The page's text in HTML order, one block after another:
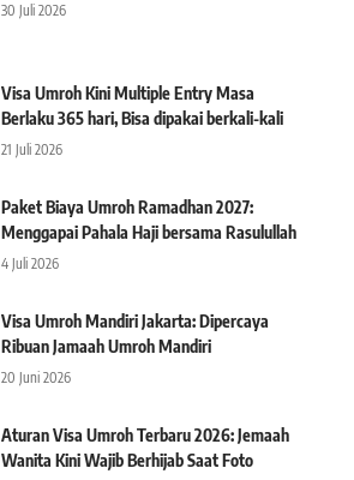
30 Juli 2026
Visa Umroh Kini Multiple Entry Masa
Berlaku 365 hari, Bisa dipakai berkali-kali
21 Juli 2026
Paket Biaya Umroh Ramadhan 2027:
Menggapai Pahala Haji bersama Rasulullah
4 Juli 2026
Visa Umroh Mandiri Jakarta: Dipercaya
Ribuan Jamaah Umroh Mandiri
20 Juni 2026
Aturan Visa Umroh Terbaru 2026: Jemaah
Wanita Kini Wajib Berhijab Saat Foto